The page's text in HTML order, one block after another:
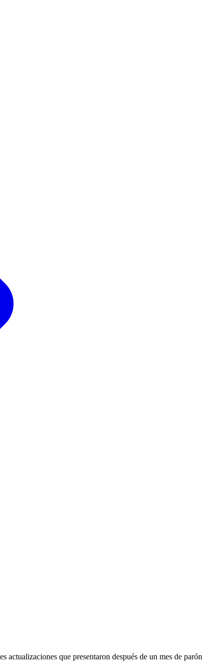
que presentaron después de un mes de parón